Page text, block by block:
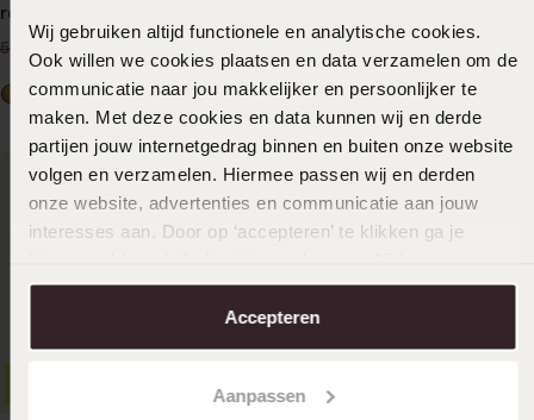
Wij gebruiken altijd functionele en analytische cookies.
Ook willen we cookies plaatsen en data verzamelen om de
communicatie naar jou makkelijker en persoonlijker te
maken. Met deze cookies en data kunnen wij en derde
partijen jouw internetgedrag binnen en buiten onze website
volgen en verzamelen. Hiermee passen wij en derden
onze website, advertenties en communicatie aan jouw
interesses aan. Door op ‘accepteren’ te klikken ga je
aanpassen. Lees er meer over in onscookiebeleid.
Accepteren
Aanpassen
railring 29 diamanten 0,08ct
549.9934999 99 99